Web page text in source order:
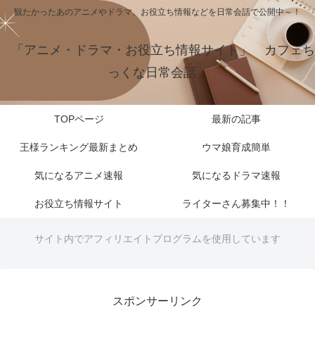
観たかったあのアニメやドラマ、お役立ち情報などを日常会話で公開中～！
「アニメ・ドラマ・お役立ち情報サイト」 カフェち
っくな日常会話
TOPページ 最新の記事
王様ランキング最新まとめ ウマ娘育成簡単
気になるアニメ速報 気になるドラマ速報
お役立ち情報サイト ライターさん募集中！！
サイト内でアフィリエイトプログラムを使用しています
スポンサーリンク